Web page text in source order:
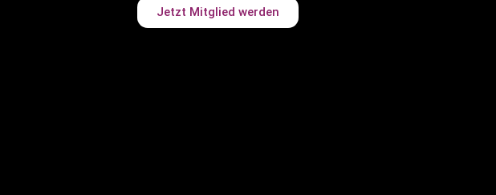
Jetzt Mitglied werden